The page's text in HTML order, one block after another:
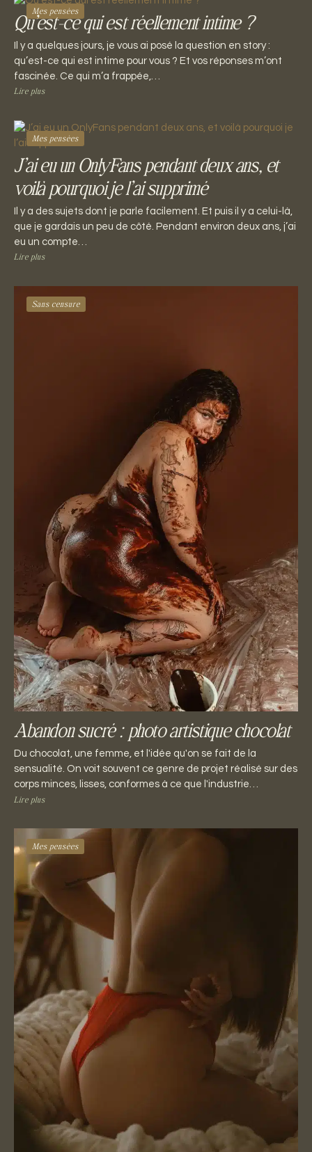
Mes pensées
Qu’est-ce qui est réellement intime ?
Il y a quelques jours, je vous ai posé la question en story :
qu’est-ce qui est intime pour vous ? Et vos réponses m’ont
fascinée. Ce qui m’a frappée,…
Lire plus
Mes pensées
J’ai eu un OnlyFans pendant deux ans, et
voilà pourquoi je l’ai supprimé
Il y a des sujets dont je parle facilement. Et puis il y a celui-là,
que je gardais un peu de côté. Pendant environ deux ans, j’ai
eu un compte…
Lire plus
Sans censure
Abandon sucré : photo artistique chocolat
Du chocolat, une femme, et l'idée qu'on se fait de la
sensualité. On voit souvent ce genre de projet réalisé sur des
corps minces, lisses, conformes à ce que l'industrie…
Lire plus
Mes pensées